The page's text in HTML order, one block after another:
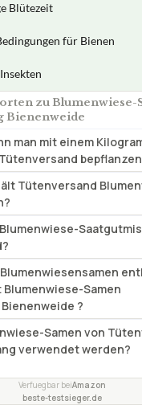
Blütezeit
für Bienen
zu Blumenwiese-
Bienenweide
man mit einem
Tütenversand
?
Samen von
verwendet werden?
Verfuegbar beiAmazon
beste-testsieger.de